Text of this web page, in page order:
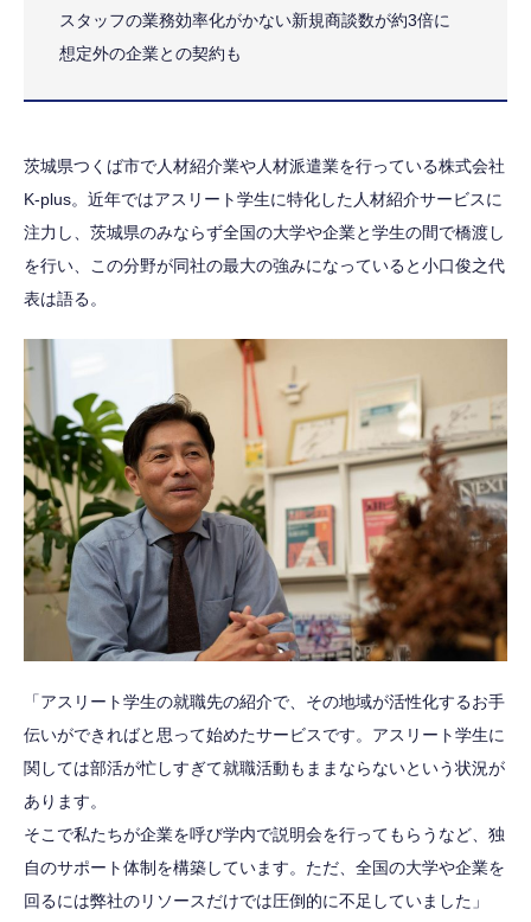
スタッフの業務効率化がかない新規商談数が約3倍に
想定外の企業との契約も
茨城県つくば市で人材紹介業や人材派遣業を行っている株式会社
K-plus。近年ではアスリート学生に特化した人材紹介サービスに
注力し、茨城県のみならず全国の大学や企業と学生の間で橋渡し
を行い、この分野が同社の最大の強みになっていると小口俊之代
表は語る。
「アスリート学生の就職先の紹介で、その地域が活性化するお手
伝いができればと思って始めたサービスです。アスリート学生に
関しては部活が忙しすぎて就職活動もままならないという状況が
あります。
そこで私たちが企業を呼び学内で説明会を行ってもらうなど、独
自のサポート体制を構築しています。ただ、全国の大学や企業を
回るには弊社のリソースだけでは圧倒的に不足していました」